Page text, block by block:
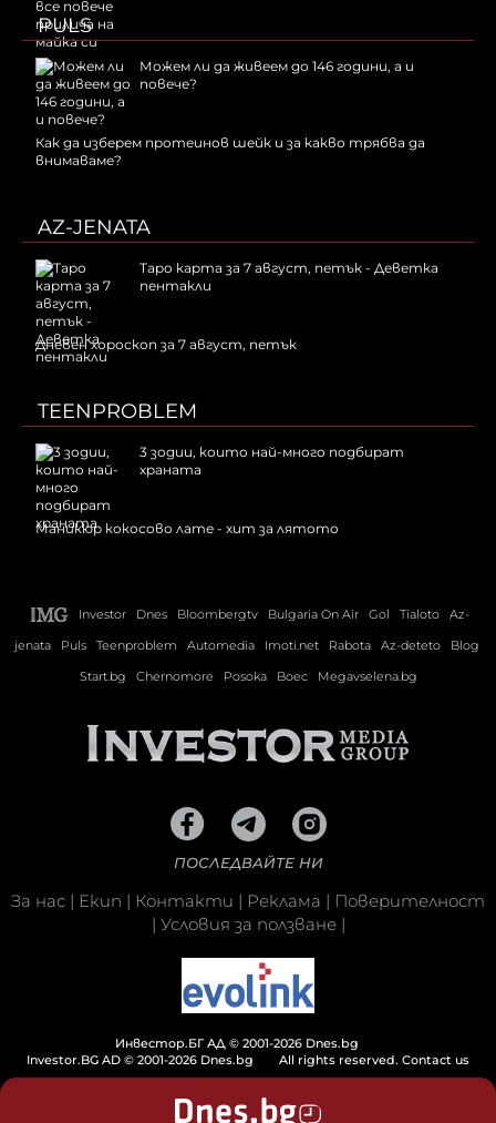
PULS
Можем ли да живеем до 146 години, а и
повече?
Как да изберем протеинов шейк и за какво трябва да
внимаваме?
AZ-JENATA
Таро карта за 7 август, петък - Деветка
пентакли
Дневен хороскоп за 7 август, петък
TEENPROBLEM
3 зодии, които най-много подбират
храната
Маникюр кокосово лате - хит за лятото
Investor Dnes Bloombergtv Bulgaria On Air Gol Tialoto
Az-
jenata
Puls Teenproblem Automedia Imoti.net Rabota Az-deteto
Blog
Start.bg
Chernomore Posoka Boec Megavselena.bg
ПОСЛЕДВАЙТЕ НИ
За нас | Екип | Контакти | Реклама | Поверителност
| Условия за ползване|
Инвестор.БГ АД © 2001-2026 Dnes.bg
Investor.BG AD © 2001-2026 Dnes.bg
All rights reserved. Contact us